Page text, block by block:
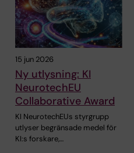
15 jun 2026
Ny utlysning: KI
NeurotechEU
Collaborative Award
KI NeurotechEUs styrgrupp
utlyser begränsade medel för
KI:s forskare,…